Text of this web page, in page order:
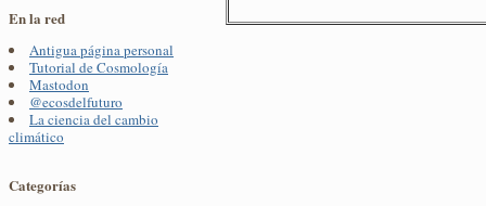
En la red
Antigua página personal
Tutorial de Cosmología
Mastodon
@ecosdelfuturo
La ciencia del cambio
climático
Categorías